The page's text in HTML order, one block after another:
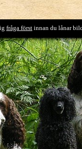
fråga först innan du lånar